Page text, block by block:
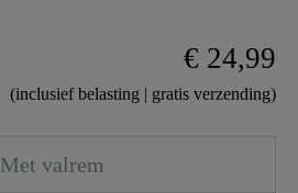
€ 24,99
(inclusief belasting | gratis verzending)
Met valrem